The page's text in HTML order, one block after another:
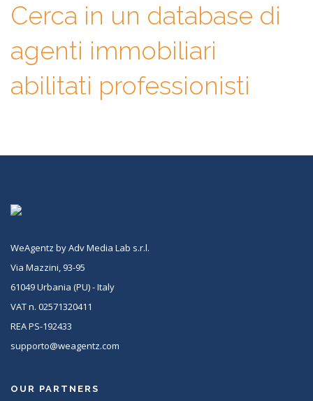
Cerca in un database di
agenti immobiliari
abilitati professionisti
WeAgentz by Adv Media Lab s.r.l.
Via Mazzini, 93-95
61049 Urbania (PU) - Italy
VAT n. 02571320411
REA PS-192433
supporto@weagentz.com
OUR PARTNERS